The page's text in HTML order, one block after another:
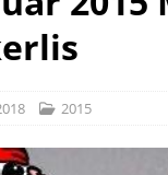
2015